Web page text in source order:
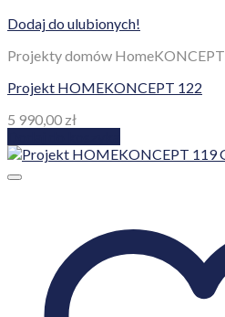
Dodaj do ulubionych!
Projekty domów HomeKONCEPT
Projekt HOMEKONCEPT 122
5 990,00 zł